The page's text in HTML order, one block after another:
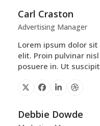
Carl Craston
Advertising Manager
Lorem ipsum dolor
elit. Proin pulvinar
posuere in. Ut
X Facebook
LinkedinDribbble
Debbie Dowde